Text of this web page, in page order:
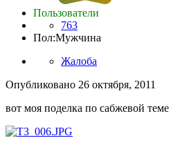
Пользователи
763
Пол:Мужчина
Жалоба
Опубликовано 26 октября, 2011
вот моя поделка по сабжевой теме